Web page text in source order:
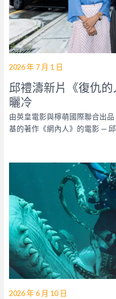
2026 年 7 月 1 日
邱禮濤新片《復仇
曬冷
由英皇電影與檸萌國際聯合出
基的著作《網內人》的電影 —
2026 年 6 月 10 日